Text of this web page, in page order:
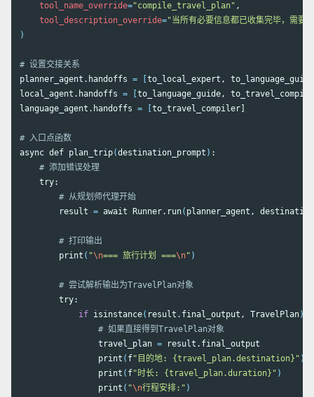
tool_name_override="compile_travel_plan" ,
tool_description_override="当所有必要信息都已收集完毕，需要
)
# 设置交接关系
planner_agent.handoffs =
to_local_expert,
local_agent.handoffs =
to_language_guide,
language_agent.handoffs = to_travel_compiler]
# 入口点函数
async def plan_trip(destination_prompt ) :
# 添加错误处理
    try:
# 从规划师代理开始
        result
= await Runner.run( planner_agent,
# 打印输出
        print
( "\n=== 旅行计划 ===\n" )
# 尝试解析输出为TravelPlan对象
        try:
if isinstance( result.final_output, TravelPlan)
# 如果直接得到TravelPlan对象
                travel_plan
= result.final_output
                print
( f"目的地: {travel_plan.destination}" )
                print
( f"时长: {travel_plan.duration}" )
                print
( "\n行程安排:" )